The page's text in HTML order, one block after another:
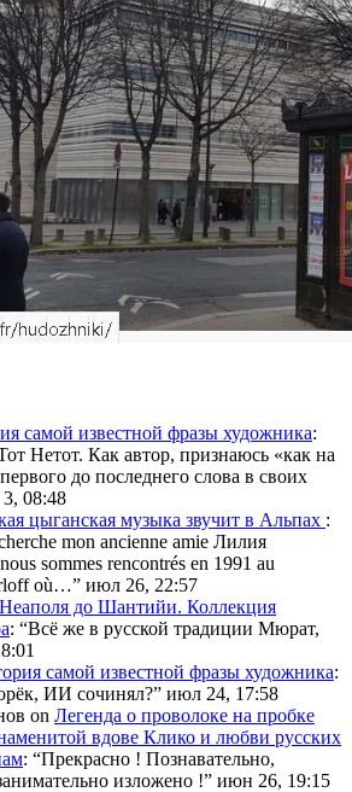
самой известной фразы художника:
Нетот. Как автор, признаюсь «как на
до последнего слова в своих
3, 08:48
цыганская музыка звучит в Альпах :
mon ancienne amie Лилия
sommes rencontrés en 1991 au
où…” июл 26, 22:57
до Шантийи. Коллекция
: “Всё же в русской традиции Мюрат,
самой известной фразы художника:
ИИ сочинял?” июл 24, 17:58
on Легенда о проволоке на пробке
вдове Клико и любви русских
: “Прекрасно ! Познавательно,
изложено !” июн 26, 19:15